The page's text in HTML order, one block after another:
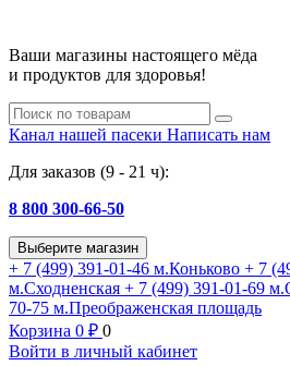
Ваши магазины настоящего мёда
и продуктов для здоровья!
Канал нашей пасеки Написать нам
Для заказов (9 - 21 ч):
8 800 300-66-50
Выберите магазин
+ 7 (499) 391-01-46 м.Коньково + 7
м.Сходненская + 7 (499) 391-01-69
70-75 м.Преображенская площадь
Корзина 0 ₽ 0
Войти в личный кабинет